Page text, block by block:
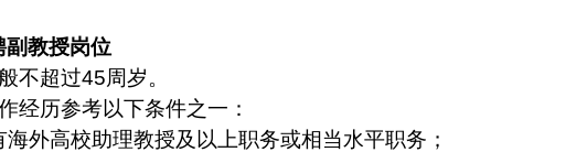
副教授岗位
不超过45周岁。
经历参考以下条件之一：
海外高校助理教授及以上职务或相当水平职务；